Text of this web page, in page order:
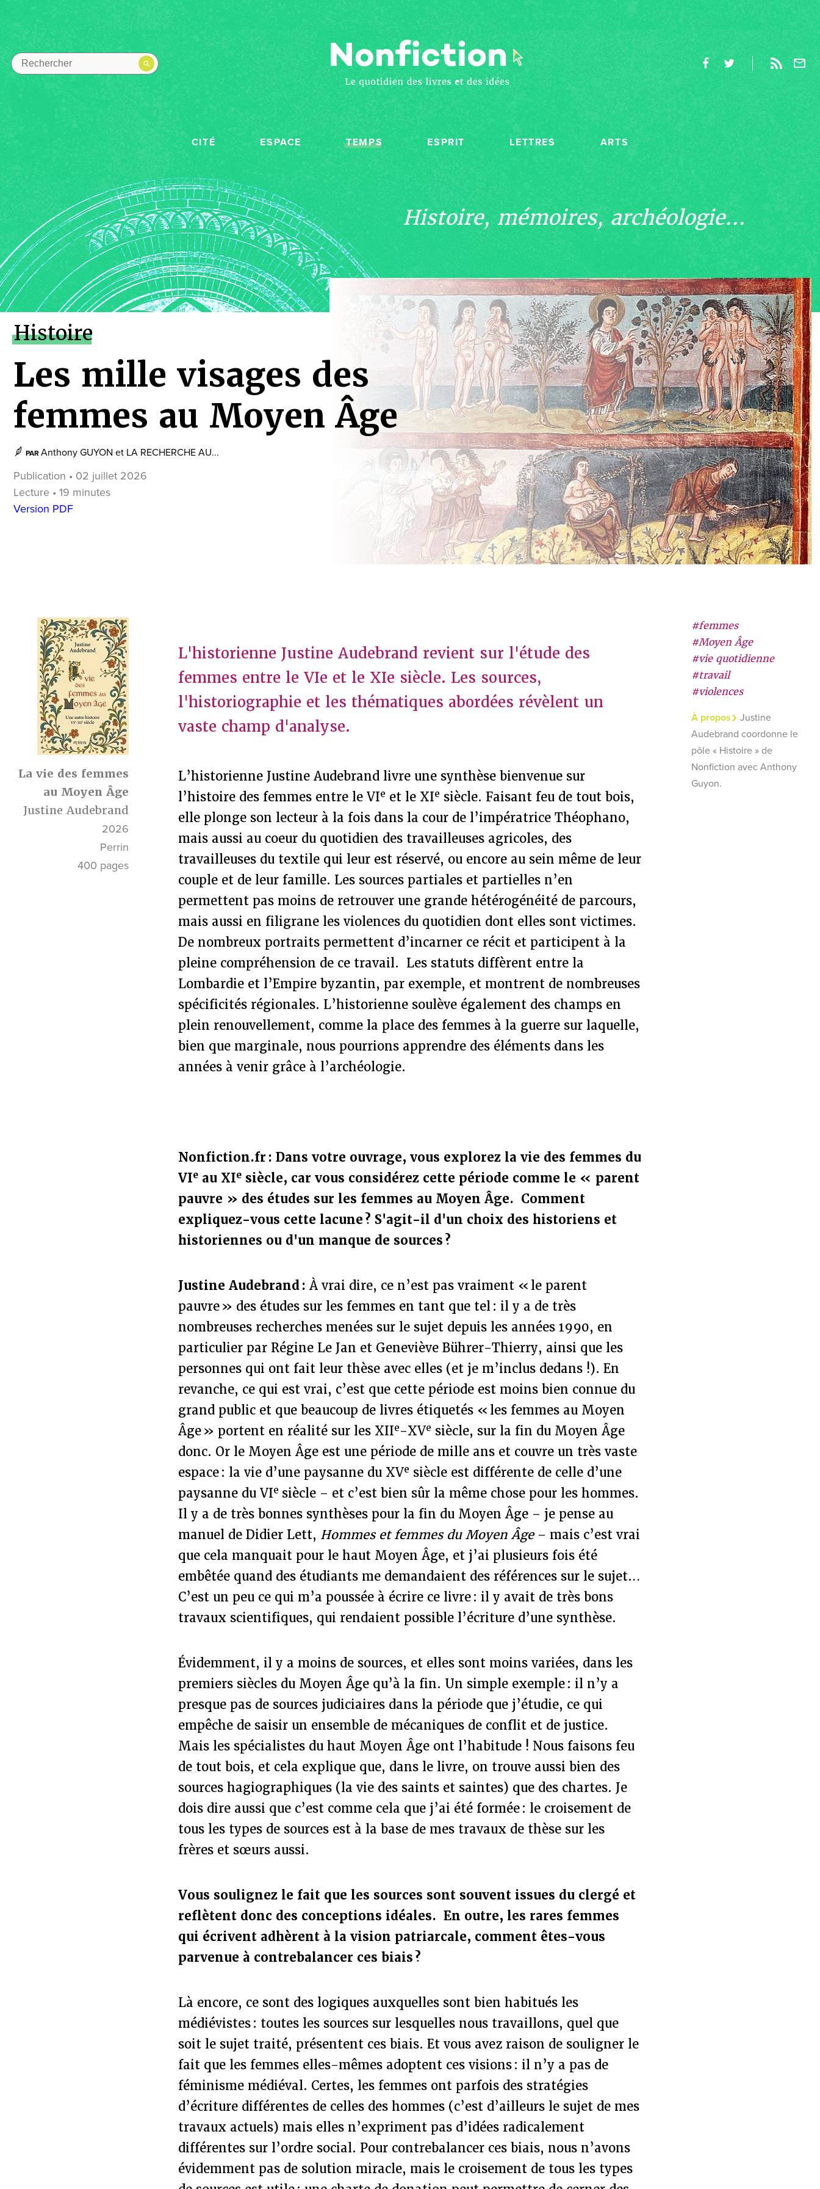
CITÉ ESPACE TEMPS ESPRIT LETTRES ARTS
Histoire, mémoires, archéologie...
Histoire
Les mille visages des
femmes au Moyen Âge
PAR Anthony GUYON et LA RECHERCHE AU...
Publication • 02 juillet 2026
Lecture • 19 minutes
Version PDF
La vie des femmes
au Moyen Âge
Justine Audebrand
2026
Perrin
400 pages
#femmes
#Moyen Âge
#vie quotidienne
#travail
#violences
À propos
Justine
Audebrand coordonne le
pôle « Histoire » de
Nonfiction avec Anthony
Guyon.
L'historienne Justine Audebrand revient sur l'étude des
femmes entre le VIe et le XIe siècle. Les sources,
l'historiographie et les thématiques abordées révèlent un
vaste champ d'analyse.
L’historienne Justine Audebrand livre une synthèse bienvenue sur
l’histoire des femmes entre le VIe et le XIe siècle. Faisant feu de tout bois,
elle plonge son lecteur à la fois dans la cour de l’impératrice Théophano,
mais aussi au coeur du quotidien des travailleuses agricoles, des
travailleuses du textile qui leur est réservé, ou encore au sein même de leur
couple et de leur famille. Les sources partiales et partielles n’en
permettent pas moins de retrouver une grande hétérogénéité de parcours,
mais aussi en filigrane les violences du quotidien dont elles sont victimes.
De nombreux portraits permettent d’incarner ce récit et participent à la
pleine compréhension de ce travail. Les statuts diffèrent entre la
Lombardie et l’Empire byzantin, par exemple, et montrent de nombreuses
spécificités régionales. L’historienne soulève également des champs en
plein renouvellement, comme la place des femmes à la guerre sur laquelle,
bien que marginale, nous pourrions apprendre des éléments dans les
années à venir grâce à l’archéologie.
Nonfiction.fr : Dans votre ouvrage, vous explorez la vie des femmes du
VIe au XIe siècle, car vous considérez cette période comme le « parent
pauvre » des études sur les femmes au Moyen Âge. Comment
expliquez-vous cette lacune ? S'agit-il d'un choix des historiens et
historiennes ou d'un manque de sources ?
Justine Audebrand :À vrai dire, ce n’est pas vraiment « le parent
pauvre » des études sur les femmes en tant que tel : il y a de très
nombreuses recherches menées sur le sujet depuis les années 1990, en
particulier par Régine Le Jan et Geneviève Bührer-Thierry, ainsi que les
personnes qui ont fait leur thèse avec elles (et je m’inclus dedans !). En
revanche, ce qui est vrai, c’est que cette période est moins bien connue du
grand public et que beaucoup de livres étiquetés « les femmes au Moyen
Âge » portent en réalité sur les XIIe-XVe siècle, sur la fin du Moyen Âge
donc. Or le Moyen Âge est une période de mille ans et couvre un très vaste
espace : la vie d’une paysanne du XVe siècle est différente de celle d’une
paysanne du VIe siècle – et c’est bien sûr la même chose pour les hommes.
Il y a de très bonnes synthèses pour la fin du Moyen Âge – je pense au
manuel de Didier Lett, Hommes et femmes du Moyen Âge– mais c’est vrai
que cela manquait pour le haut Moyen Âge, et j’ai plusieurs fois été
embêtée quand des étudiants me demandaient des références sur le sujet…
C’est un peu ce qui m’a poussée à écrire ce livre : il y avait de très bons
travaux scientifiques, qui rendaient possible l’écriture d’une synthèse.
Évidemment, il y a moins de sources, et elles sont moins variées, dans les
premiers siècles du Moyen Âge qu’à la fin. Un simple exemple : il n’y a
presque pas de sources judiciaires dans la période que j’étudie, ce qui
empêche de saisir un ensemble de mécaniques de conflit et de justice.
Mais les spécialistes du haut Moyen Âge ont l’habitude ! Nous faisons feu
de tout bois, et cela explique que, dans le livre, on trouve aussi bien des
sources hagiographiques (la vie des saints et saintes) que des chartes. Je
dois dire aussi que c’est comme cela que j’ai été formée : le croisement de
tous les types de sources est à la base de mes travaux de thèse sur les
frères et sœurs aussi.
Vous soulignez le fait que les sources sont souvent issues du clergé et
reflètent donc des conceptions idéales. En outre, les rares femmes
qui écrivent adhèrent à la vision patriarcale, comment êtes-vous
parvenue à contrebalancer ces biais ?
Là encore, ce sont des logiques auxquelles sont bien habitués les
médiévistes : toutes les sources sur lesquelles nous travaillons, quel que
soit le sujet traité, présentent ces biais. Et vous avez raison de souligner le
fait que les femmes elles-mêmes adoptent ces visions : il n’y a pas de
féminisme médiéval. Certes, les femmes ont parfois des stratégies
d’écriture différentes de celles des hommes (c’est d’ailleurs le sujet de mes
travaux actuels) mais elles n’expriment pas d’idées radicalement
différentes sur l’ordre social. Pour contrebalancer ces biais, nous n’avons
évidemment pas de solution miracle, mais le croisement de tous les types